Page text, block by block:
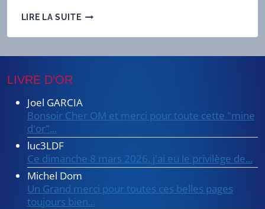
LIRE LA SUITETECHNIQUE
9
LIVRE D’OR
Joel GARCIA
Bonsoir Cher OM et merci pour toute cette "mine
d'or"...
luc3LDF
Ce dimanche 8 mars 2026, j'ai eu le privilège de...
Michel Dom
Un Grand merci pour toutes ces belles pages
toujours bien...